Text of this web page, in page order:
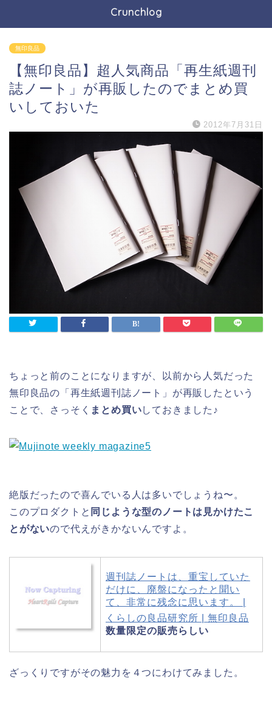
Crunchlog
無印良品
【無印良品】超人気商品「再生紙週刊
誌ノート」が再販したのでまとめ買
いしておいた
2012年7月31日
ちょっと前のことになりますが、以前から人気だった
無印良品の「再生紙週刊誌ノート」が再販したという
ことで、さっそく まとめ買いしておきました♪
絶版だったので喜んでいる人は多いでしょうね〜。
このプロダクトと 同じような型のノートは見かけたこ
とがないので代えがきかないんですよ。
週刊誌ノートは、重宝していた
だけに、廃盤になったと聞い
て、非常に残念に思います。 |
くらしの良品研究所 | 無印良品
数量限定の販売らしい
ざっくりですがその魅力を４つにわけてみました。